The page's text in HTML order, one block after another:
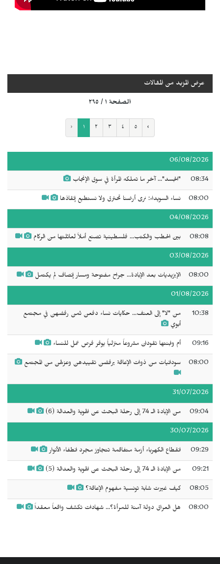
عرض المزيد من المقالات
الصفحة ١ / ٢٩٥
‹ ١ ٢ ٣ ٤ ٥ ›
06/08/2026
08:34 "الجسد"... آخر ما تملكه المرأة في سوق الإنجاب
08:00 نساء السويداء: نرى أرضنا تحترق ولا نستطيع إنقاذها
04/08/2026
08:08 بين الحطب والكتب... فلسطينية تصنع أملاً لعائلتها من الركام
03/08/2026
08:00 الإيزيديات بعد الإبادة... جراح مفتوحة ومسار إنصاف لم يكتمل
01/08/2026
10:38
من "لا" إلى العنف... حكايات نساء دفعن ثمن رفضهن في مجتمع
أبوي
09:16 أم وابنتها تقودان مشروعاً منزلياً يوفر فرص عمل للنساء
08:00 سودانيات من ذوات الإعاقة يرفضن تقييدهن وعزلهن من المجتمع
31/07/2026
09:04 من الإبادة الـ 74 إلى رحلة البحث عن الهوية والعدالة (6)
30/07/2026
09:29 انقطاع الكهرباء أزمة متفاقمة تتجاوز مجرد انطفاء الأنوار
09:21 من الإبادة الـ 74 إلى رحلة البحث عن الهوية والعدالة (5)
08:05 كيف غيرت شابة تونسية مفهوم الإعاقة؟
08:00 هل العراق دولة آمنة للمرأة؟... شهادات تكشف واقعاً معقداً